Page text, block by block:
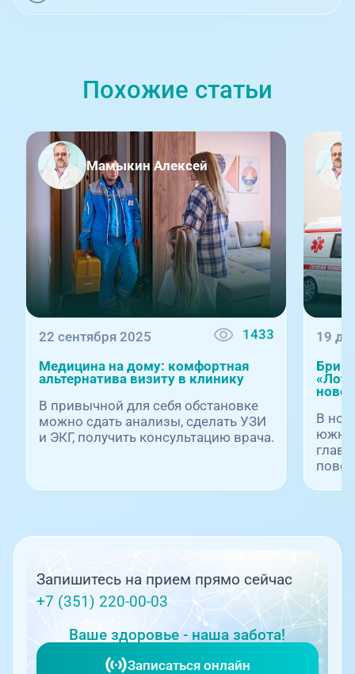
Похожие статьи
Мамыкин Алексей
22 сентября 2025 1433
Медицина на дому: комфортная
альтернатива визиту в клинику
В привычной для себя обстановке
можно сдать анализы, сделать УЗИ
и ЭКГ, получить консультацию врача.
19
В
Запишитесь на прием прямо сейчас
+7 (351) 220-00-03
Ваше здоровье - наша забота!
Записаться онлайн